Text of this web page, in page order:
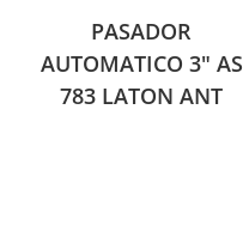
PASADOR
AUTOMATICO 3″ AS
783 LATON ANT